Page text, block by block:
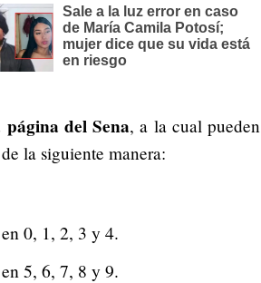
del Sena, a la cual pueden
la siguiente manera:
0, 1, 2, 3 y 4.
5, 6, 7, 8 y 9.